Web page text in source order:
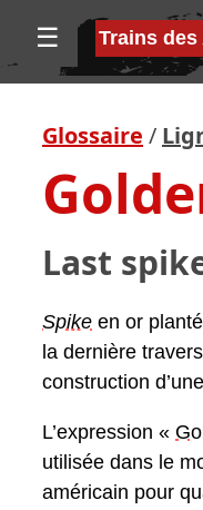
☰ Trains
Glossaire /
Last
Spike en or
la dernière
construction
L’expression «
utilisée dans le
américain pour